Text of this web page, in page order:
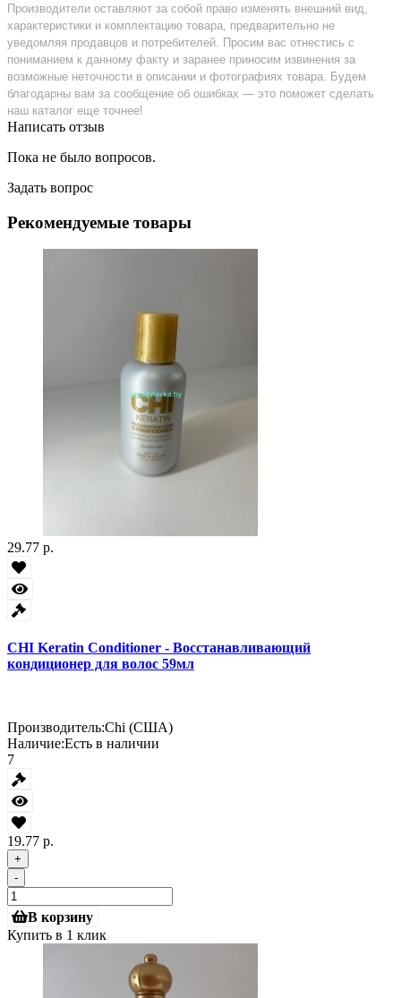
Производители оставляют за собой право изменять внешний вид,
характеристики и комплектацию товара, предварительно не
уведомляя продавцов и потребителей. Просим вас отнестись с
пониманием к данному факту и заранее приносим извинения за
возможные неточности в описании и фотографиях товара. Будем
благодарны вам за сообщение об ошибках — это поможет сделать
наш каталог еще точнее!
Написать отзыв
Пока не было вопросов.
Задать вопрос
Рекомендуемые товары
29.77 р.
CHI Keratin Conditioner - Восстанавливающий
кондиционер для волос 59мл
Производитель:Chi (США)
Наличие:Есть в наличии
7
19.77 р.
+
-
В корзину
Купить в 1 клик